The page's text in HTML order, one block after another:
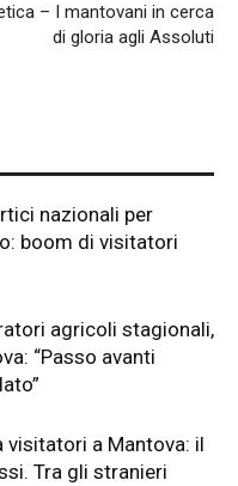
– I mantovani in cerca
di gloria agli Assoluti
nazionali per
boom di visitatori
agricoli stagionali,
“Passo avanti
a Mantova: il
Tra gli stranieri